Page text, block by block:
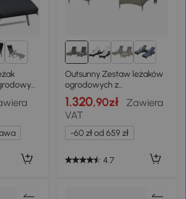
1+
Outsunny Zestaw leżaków
ogrodowych z
technorattanu ze stolikiem,
meble ogrodowe z
poduszkami, 4 kolory
1.320,90zł
Zawiera
VAT
-60 zł od 659 zł
4.7